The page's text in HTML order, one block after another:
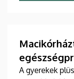
jelent meg
szerzője a
A gyerekek